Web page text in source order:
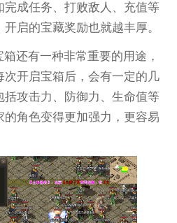
成任务、打败敌人、充值等
启的宝藏奖励也就越丰厚。
还有一种非常重要的用途，
开启宝箱后，会有一定的几
攻击力、防御力、生命值等
角色变得更加强力，更容易